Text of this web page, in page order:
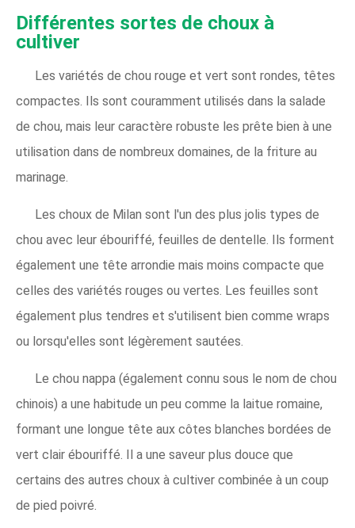
Différentes sortes de choux à
cultiver
Les variétés de chou rouge et vert sont rondes, têtes
compactes. Ils sont couramment utilisés dans la salade
de chou, mais leur caractère robuste les prête bien à une
utilisation dans de nombreux domaines, de la friture au
marinage.
Les choux de Milan sont l'un des plus jolis types de
chou avec leur ébouriffé, feuilles de dentelle. Ils forment
également une tête arrondie mais moins compacte que
celles des variétés rouges ou vertes. Les feuilles sont
également plus tendres et s'utilisent bien comme wraps
ou lorsqu'elles sont légèrement sautées.
Le chou nappa (également connu sous le nom de chou
chinois) a une habitude un peu comme la laitue romaine,
formant une longue tête aux côtes blanches bordées de
vert clair ébouriffé. Il a une saveur plus douce que
certains des autres choux à cultiver combinée à un coup
de pied poivré.